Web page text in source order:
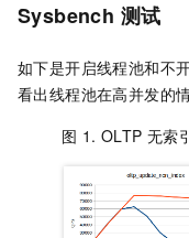
Sysbench 测试
如下是开启线程池和不
看出线程池在高并发的
图 1. OLTP 无索